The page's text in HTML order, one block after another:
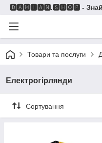
🅳🅰🅼🅸🅰🅽.🆂🅷🅾🅿 -
Товари та послуги
Електрогірлянди
Сортування